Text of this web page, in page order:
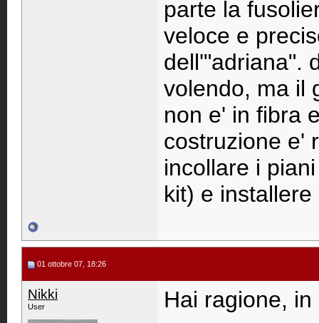
parte la
veloce e
dell'"adriana".
volendo, ma il
non e' in fibra
costruzione e'
incollare i
kit) e
01 ottobre 07, 18:26
Nikki
User Hai ragione,